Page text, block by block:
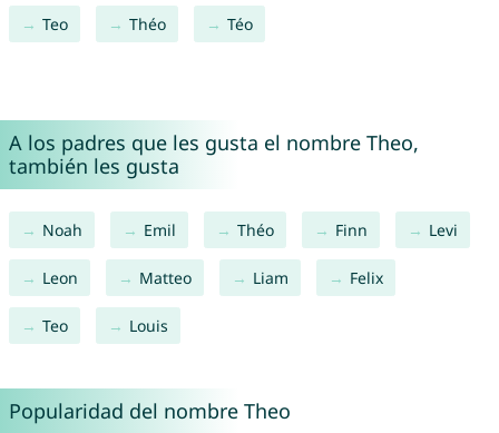
Teo Théo Téo
A los padres que les gusta el nombre Theo,
también les gusta
Noah Emil Théo Finn Levi
Leon Matteo Liam Felix
Teo Louis
Popularidad del nombre Theo